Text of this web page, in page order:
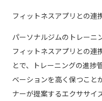
フィットネスアプリとの連
パーソナルジムのトレーニ
フィットネスアプリとの連
とで、トレーニングの進捗
ベーションを高く保つこと
ナーが提案するエクササイ